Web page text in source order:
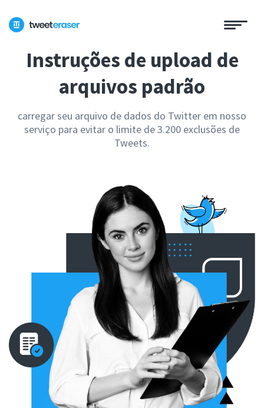
Instruções de upload de
arquivos padrão
carregar seu arquivo de dados do Twitter em nosso
serviço para evitar o limite de 3.200 exclusões de
Tweets.